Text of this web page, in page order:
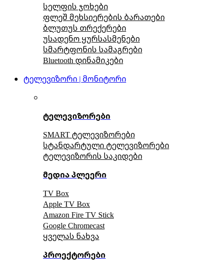
სელფის ჯოხები
ფლეშ მეხსიერების ბარათები
ბლუთუს თრექერები
უსადენო ყურსასმენები
სმარტფონის სამაგრები
Bluetooth დინამიკები
ტელევიზორი | მონიტორი
ტელევიზორები
SMART ტელევიზორები
სტანდარტული ტელევიზორები
ტელევიზორის საკიდები
მედია პლეერი
TV Box
Apple TV Box
Amazon Fire TV Stick
Google Chromecast
ყველას ნახვა
პროექტორები